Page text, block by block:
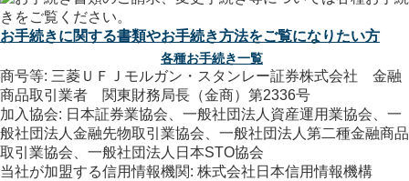
お手続きに関する書類やお手続き方法をご覧になりたい方
各種お手続き一覧
商号等: 三菱ＵＦＪモルガン・スタンレー証券株式会社 金融
商品取引業者 関東財務局長（金商）第2336号
加入協会: 日本証券業協会、一般社団法人資産運用業協会、一
般社団法人金融先物取引業協会、一般社団法人第二種金融商品
取引業協会、一般社団法人日本STO協会
当社が加盟する信用情報機関: 株式会社日本信用情報機構